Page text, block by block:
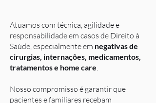
Atuamos com técnica, agilidade e
responsabilidade em casos de Direito à
Saúde, especialmente em negativas de
cirurgias, internações, medicamentos,
tratamentos e home care.
Nosso compromisso é garantir que
pacientes e familiares recebam